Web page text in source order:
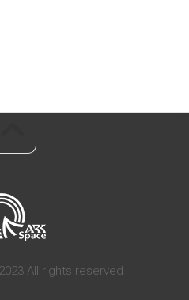
All rights reserved